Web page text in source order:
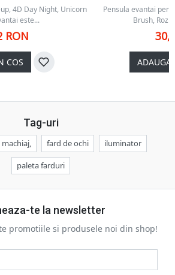
4D Day Night, Unicorn
este...
RON
COS
Pensula evantai
Brush, Roz
ADAUGA
Tag-uri
fard de ochi iluminator
paleta farduri
te la newsletter
promotiile si produsele noi din shop!